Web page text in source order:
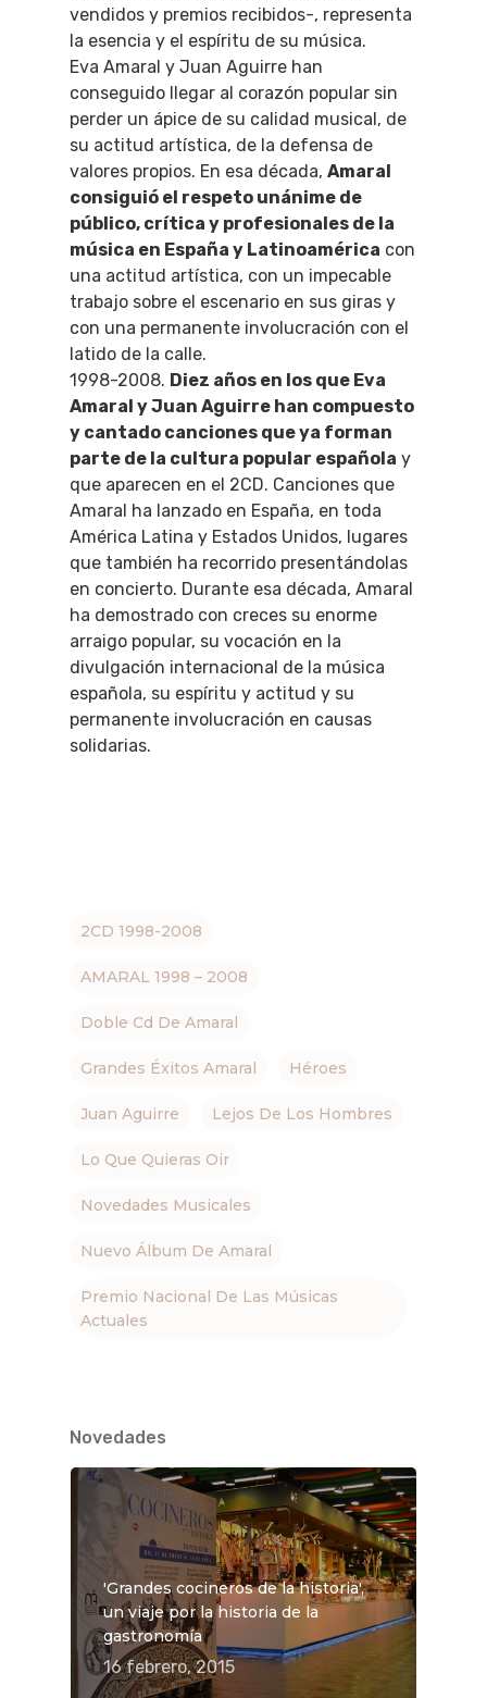
vendidos y premios recibidos-, representa
la esencia y el espíritu de su música.
Eva Amaral y Juan Aguirre han
conseguido llegar al corazón popular sin
perder un ápice de su calidad musical, de
su actitud artística, de la defensa de
valores propios. En esa década, Amaral
consiguió el respeto unánime de
público, crítica y profesionales de la
música en España y Latinoamérica con
una actitud artística, con un impecable
trabajo sobre el escenario en sus giras y
con una permanente involucración con el
latido de la calle.
1998-2008. Diez años en los que Eva
Amaral y Juan Aguirre han compuesto
y cantado canciones que ya forman
parte de la cultura popular española y
que aparecen en el 2CD. Canciones que
Amaral ha lanzado en España, en toda
América Latina y Estados Unidos, lugares
que también ha recorrido presentándolas
en concierto. Durante esa década, Amaral
ha demostrado con creces su enorme
arraigo popular, su vocación en la
divulgación internacional de la música
española, su espíritu y actitud y su
permanente involucración en causas
solidarias.
2CD 1998-2008
AMARAL 1998 – 2008
Doble Cd De Amaral
Grandes Éxitos Amaral Héroes
Juan Aguirre Lejos De Los Hombres
Lo Que Quieras Oir
Novedades Musicales
Nuevo Álbum De Amaral
Premio Nacional De Las Músicas
Actuales
Novedades
'Grandes cocineros de la historia',
un viaje por la historia de la
gastronomía
16 febrero, 2015